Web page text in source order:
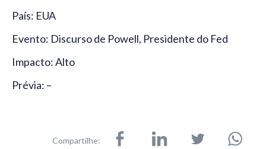
País: EUA
Evento: Discurso de Powell, Presidente do Fed
Impacto: Alto
Prévia: –
Compartilhe: